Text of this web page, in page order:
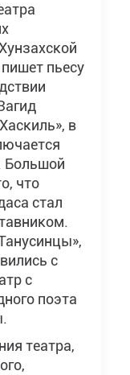
пьесу
в
Большой
что
стал
с
с
поэта
театра,